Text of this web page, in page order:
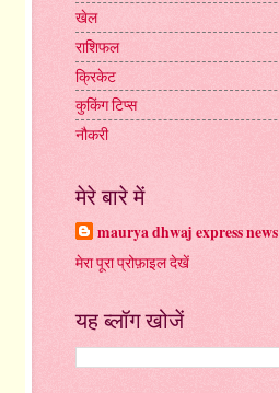
खेल
राशिफल
क्रिकेट
कुकिंग टिप्स
नौकरी
मेरे बारे में
maurya dhwaj express news
मेरा पूरा प्रोफ़ाइल देखें
यह ब्लॉग खोजें